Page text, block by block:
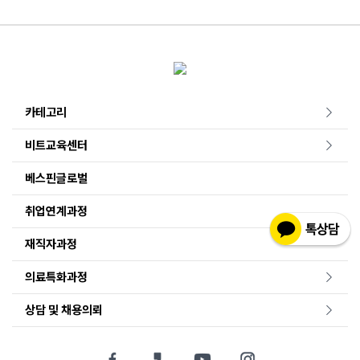
카테고리
비트교육센터
베스핀글로벌
취업연계과정
재직자과정
의료특화과정
상담 및 채용의뢰